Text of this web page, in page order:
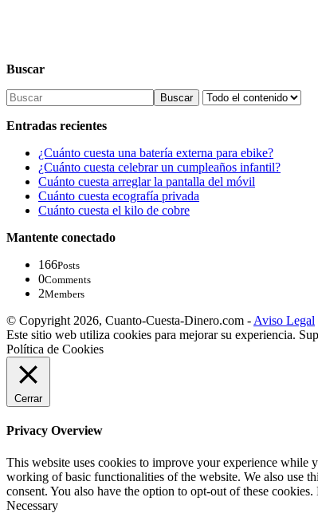
Buscar
Buscar
Entradas recientes
¿Cuánto cuesta una batería externa para ebike?
¿Cuánto cuesta celebrar un cumpleaños infantil?
Cuánto cuesta arreglar la pantalla del móvil
Cuánto cuesta ecografía privada
Cuánto cuesta el kilo de cobre
Mantente conectado
166Posts
0Comments
2Members
© Copyright 2026, Cuanto-Cuesta-Dinero.com - Aviso Legal
Este sitio web utiliza cookies para mejorar su experiencia.
Política de Cookies
Cerrar
Privacy Overview
This website uses cookies to improve your experience while
working of basic functionalities of the website. We also use
consent. You also have the option to opt-out of these
Necessary